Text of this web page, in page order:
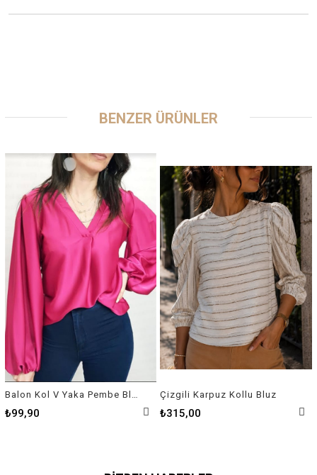
BENZER ÜRÜNLER
₺99,90
Çizgili Karpuz Kollu Bluz
₺315,00